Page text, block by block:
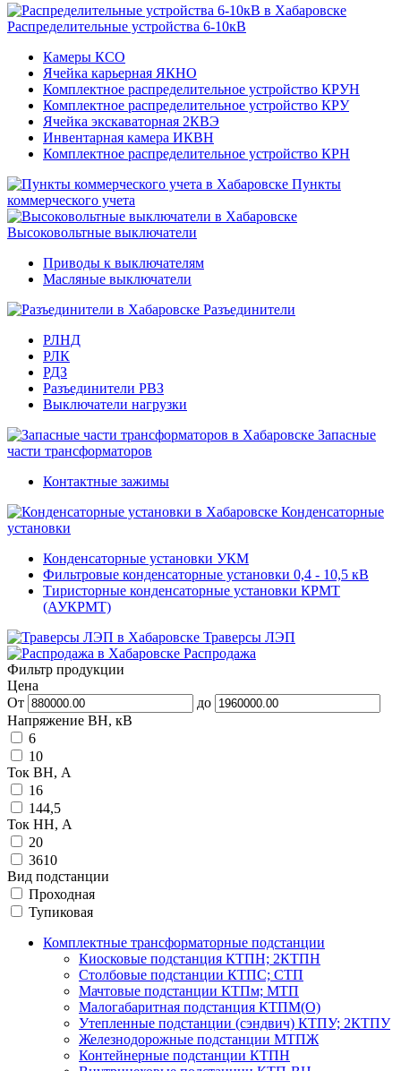
Распределительные устройства 6-10кВ
Камеры КСО
Ячейка карьерная ЯКНО
Комплектное распределительное устройство КРУН
Комплектное распределительное устройство КРУ
Ячейка экскаваторная 2КВЭ
Инвентарная камера ИКВН
Комплектное распределительное устройство КРН
Пункты
коммерческого учета
Высоковольтные выключатели
Приводы к выключателям
Масляные выключатели
Разъединители
РЛНД
РЛК
РДЗ
Разъединители РВЗ
Выключатели нагрузки
Запасные
части трансформаторов
Контактные зажимы
Конденсаторные
установки
Конденсаторные установки УКМ
Фильтровые конденсаторные установки 0,4 - 10,5 кВ
Тиристорные конденсаторные установки КРМТ
(АУКРМТ)
Траверсы ЛЭП
Распродажа
Фильтр продукции
Цена
От
до
Напряжение ВН, кВ
6
10
Ток ВН, А
16
144,5
Ток НН, А
20
3610
Вид подстанции
Проходная
Тупиковая
Комплектные трансформаторные подстанции
Киосковые подстанция КТПН; 2КТПН
Столбовые подстанции КТПС; СТП
Мачтовые подстанции КТПм; МТП
Малогабаритная подстанция КТПМ(О)
Утепленные подстанции (сэндвич) КТПУ; 2КТПУ
Железнодорожные подстанции МТПЖ
Контейнерные подстанции КТПН